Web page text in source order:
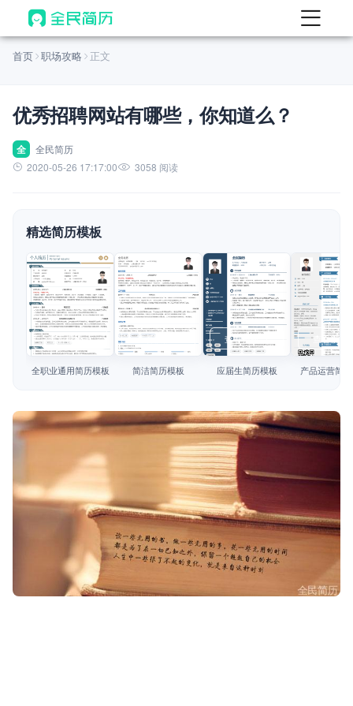
首页
AI 生成简历
AI 优化简历
AI 翻译简历
AI 模拟面试
面试自我介绍
AI 职场工具 New
简历模板
简历教程
首页 职场攻略 正文
优秀招聘网站有哪些，你知道么？
全
全民简历
2020-05-26 17:17:00
3058 阅读
精选简历模板
查看模板
全职业通用简历模板
查看模板
简洁简历模板
查看模板
应届生简历模板
查看模板
产品运营简